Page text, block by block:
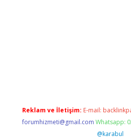
Reklam ve İletişim: E-mail:
forumhizmeti@gmail.com Whatsapp:
@karabul